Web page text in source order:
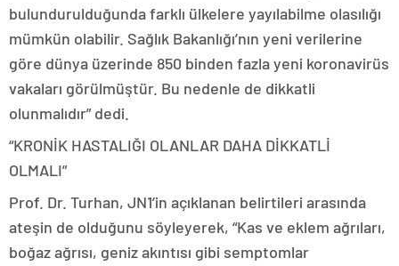
bulundurulduğunda farklı ülkelere yayılabilme olasılığı
mümkün olabilir. Sağlık Bakanlığı’nın yeni verilerine
göre dünya üzerinde 850 binden fazla yeni koronavirüs
vakaları görülmüştür. Bu nedenle de dikkatli
olunmalıdır” dedi.
“KRONİK HASTALIĞI OLANLAR DAHA DİKKATLİ
OLMALI”
Prof. Dr. Turhan, JN1’in açıklanan belirtileri arasında
ateşin de olduğunu söyleyerek, “Kas ve eklem ağrıları,
boğaz ağrısı, geniz akıntısı gibi semptomlar